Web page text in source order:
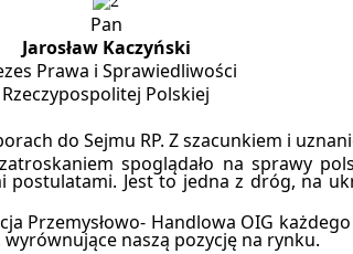
Pan
Jarosław Kaczyński
Prawa i Sprawiedliwości
Rzeczypospolitej Polskiej
do Sejmu RP. Z szacunkiem i
spoglądało na sprawy
Jest to jedna z dróg, na
Przemysłowo- Handlowa OIG
naszą pozycję na rynku.